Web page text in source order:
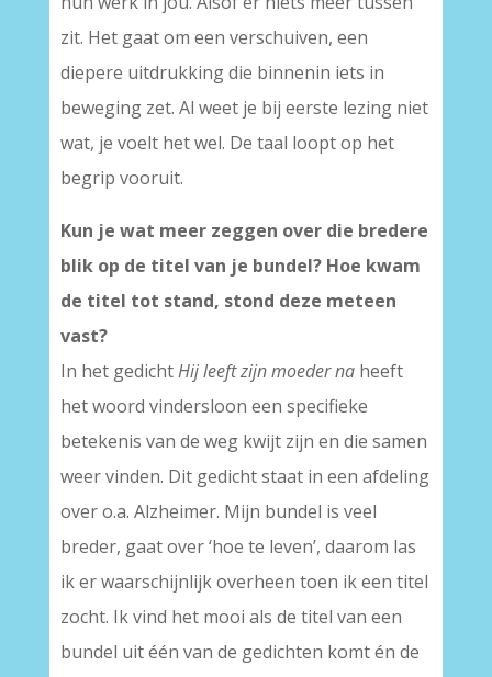
zit. Het gaat om een verschuiven, een
diepere uitdrukking die binnenin iets in
beweging zet. Al weet je bij eerste lezing niet
wat, je voelt het wel. De taal loopt op het
begrip vooruit.
Kun je wat meer zeggen over die bredere
blik op de titel van je bundel? Hoe kwam
de titel tot stand, stond deze meteen
vast?
In het gedichtHij leeft zijn moeder naheeft
het woord vindersloon een specifieke
betekenis van de weg kwijt zijn en die samen
weer vinden. Dit gedicht staat in een afdeling
over o.a. Alzheimer. Mijn bundel is veel
breder, gaat over ‘hoe te leven’, daarom las
ik er waarschijnlijk overheen toen ik een titel
zocht. Ik vind het mooi als de titel van een
bundel uit één van de gedichten komt én de